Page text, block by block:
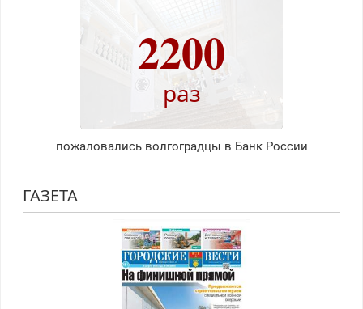
2200
раз
пожаловались волгоградцы в Банк России
ГАЗЕТА